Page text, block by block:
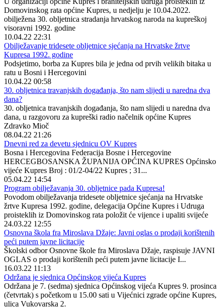
Domovinskog rata općine Kupres, u nedjelju je 10.04.2022.
obilježena 30. obljetnica stradanja hrvatskog naroda na kupreškoj
visoravni 1992. godine
10.04.22 22:31
Obilježavanje tridesete obljetnice sjećanja na Hrvatske žrtve
Kupresa 1992. godine
Podsjetimo, borba za Kupres bila je jedna od prvih velikih bitaka u
ratu u Bosni i Hercegovini
10.04.22 00:58
30. obljetnica travanjskih događanja, što nam slijedi u naredna dva
dana?
30. obljetnica travanjskih događanja, što nam slijedi u naredna dva
dana, u razgovoru za kupreški radio načelnik općine Kupres
Zdravko Mioč
08.04.22 21:26
Dnevni red za devetu sjednicu OV Kupres
Bosna i Hercegovina Federacija Bosne i Hercegovine
HERCEGBOSANSKA ŽUPANIJA OPĆINA KUPRES Općinsko
vijeće Kupres Broj : 01/2-04/22 Kupres ; 31...
05.04.22 14:54
Program obilježavanja 30. obljetnice pada Kupresa!
Povodom obilježavanja tridesete obljetnice sjećanja na Hrvatske
žrtve Kupresa 1992. godine, delegacija Općine Kupres i Udruga
proisteklih iz Domovinskog rata položit će vijence i upaliti svijeće
24.03.22 12:55
Osnovna škola fra Miroslava Džaje: Javni oglas o prodaji korištenih
peći putem javne licitacije
Školski odbor Osnovne škole fra Miroslava Džaje, raspisuje JAVNI
OGLAS o prodaji korištenih peći putem javne licitacije I...
16.03.22 11:13
Održana je sjednica Općinskog vijeća Kupres
Održana je 7. (sedma) sjednica Općinskog vijeća Kupres 9. prosinca
(četvrtak) s početkom u 15.00 sati u Vijećnici zgrade općine Kupres,
ulica Vukovarska 2.